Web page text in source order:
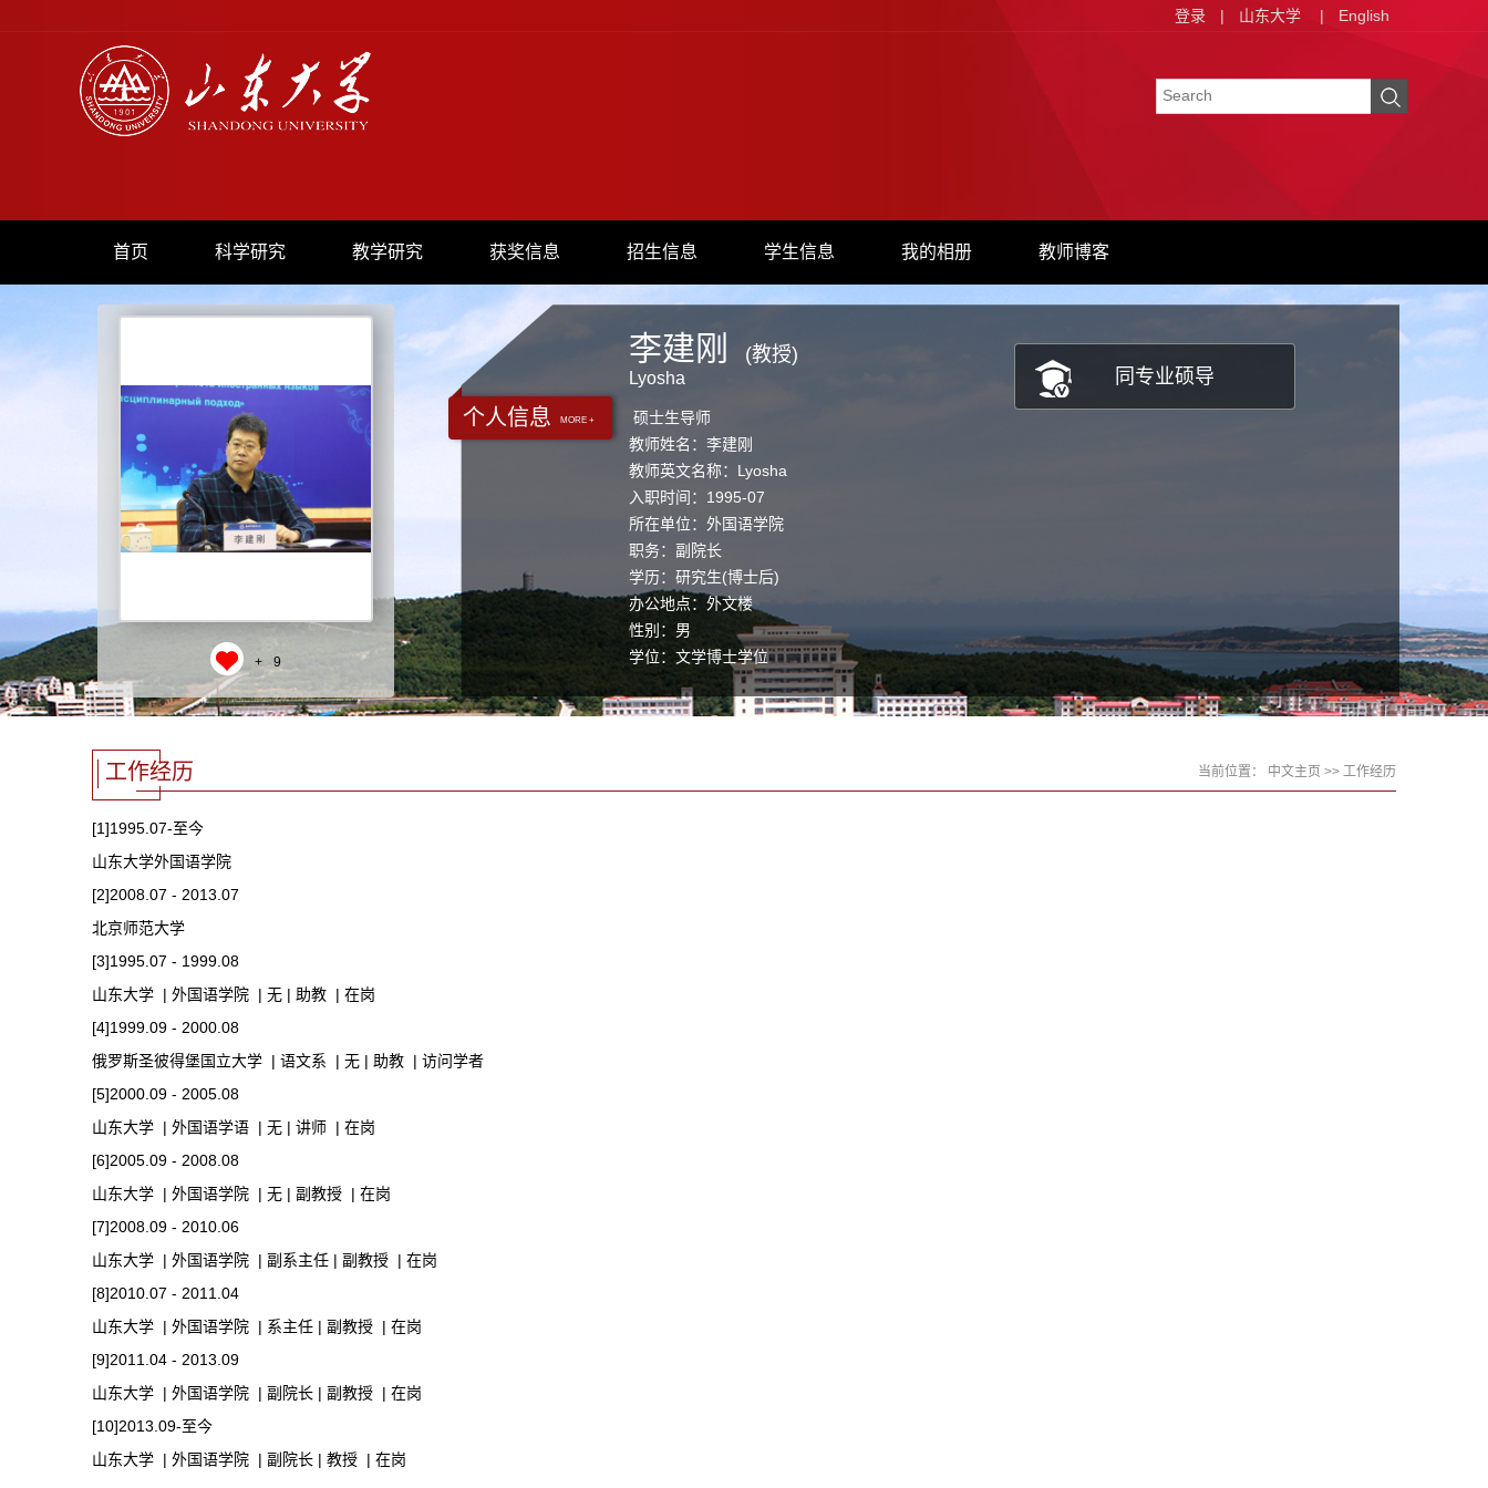
登录 | 山东大学 | English
首页 科学研究 教学研究 获奖信息 招生信息 学生信息 我的相册 教师博客
+ 9
个人信息 MORE +
李建刚
Lyosha
(教授)
硕士生导师
教师姓名：李建刚
教师英文名称：Lyosha
入职时间：1995-07
所在单位：外国语学院
职务：副院长
学历：研究生(博士后)
办公地点：外文楼
性别：男
学位：文学博士学位
职称：教授
其他任职：中国俄罗斯文学研究会理事；中国俄语教
毕业院校：北京师范大学
同专业硕导
工作经历 当前位置： 中文主页 >> 工作经历
[1]1995.07-至今
山东大学外国语学院
[2]2008.07 - 2013.07
北京师范大学
[3]1995.07 - 1999.08
山东大学 | 外国语学院 | 无 | 助教 | 在岗
[4]1999.09 - 2000.08
俄罗斯圣彼得堡国立大学 | 语文系 | 无 | 助教 | 访问学者
[5]2000.09 - 2005.08
山东大学 | 外国语学语 | 无 | 讲师 | 在岗
[6]2005.09 - 2008.08
山东大学 | 外国语学院 | 无 | 副教授 | 在岗
[7]2008.09 - 2010.06
山东大学 | 外国语学院 | 副系主任 | 副教授 | 在岗
[8]2010.07 - 2011.04
山东大学 | 外国语学院 | 系主任 | 副教授 | 在岗
[9]2011.04 - 2013.09
山东大学 | 外国语学院 | 副院长 | 副教授 | 在岗
[10]2013.09-至今
山东大学 | 外国语学院 | 副院长 | 教授 | 在岗